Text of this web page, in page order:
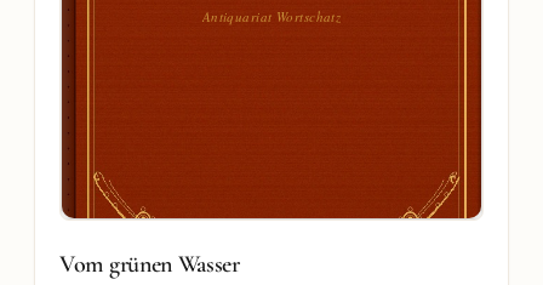
Antiquariat Wortschatz
Vom grünen Wasser